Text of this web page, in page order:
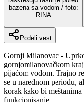
bazena sa vodom / foto:
RINA
Podeli vest
Gornji Milanovac -
gornjomilanovačkom
pijaćom vodom. Trajno
se u narednom periodu,
korak kako bi
funkcionisanje.